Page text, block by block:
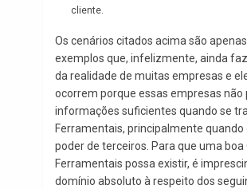
cliente.
Os cenários citados acima são
exemplos que, infelizmente, ainda
da realidade de muitas empresas e
ocorrem porque essas empresas não
informações suficientes quando se
Ferramentais, principalmente quando
poder de terceiros. Para que uma boa
Ferramentais possa existir, é
domínio absoluto à respeito dos